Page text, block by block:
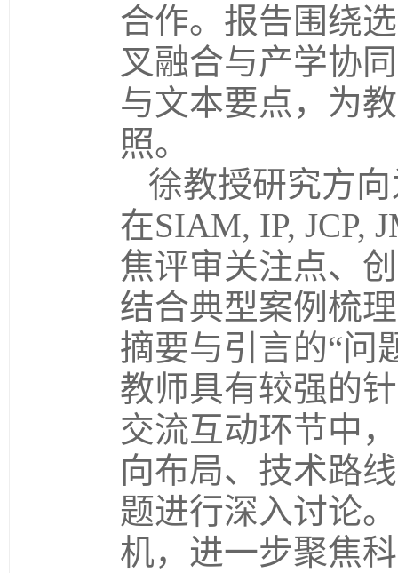
合作。报告围绕
叉融合与产学协
与文本要点，为
照。
徐教授研究方
在SIAM, IP, JCP,
焦评审关注点、
结合典型案例梳
摘要与引言的“问
教师具有较强的
交流互动环节中
向布局、技术路
题进行深入讨论
机，进一步聚焦